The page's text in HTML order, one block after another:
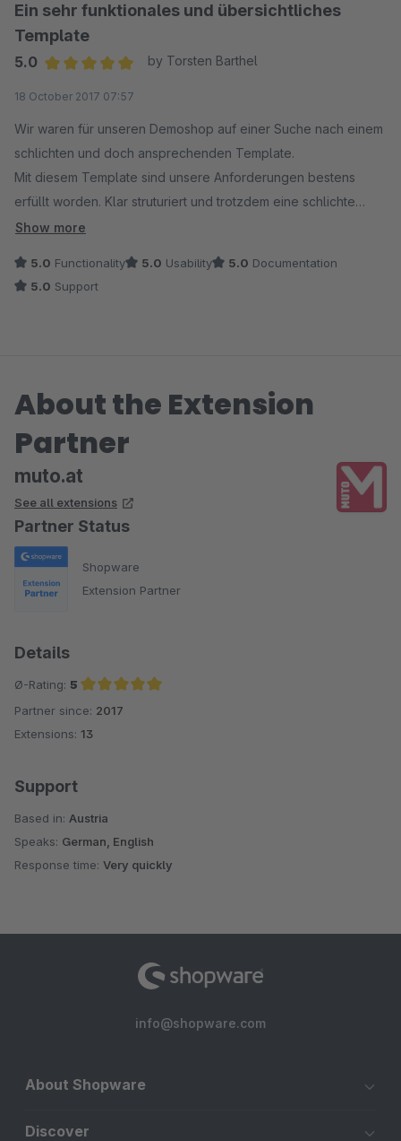
Ein sehr funktionales und übersichtliches
Template
5.0
by Torsten Barthel
18 October 2017 07:57
Wir waren für unseren Demoshop auf einer Suche nach einem
schlichten und doch ansprechenden Template.
Mit diesem Template sind unsere Anforderungen bestens
erfüllt worden. Klar struturiert und trotzdem eine schlichte
Eleganz. Alle Funktionalitäten des Onlineshops sind zu 100 %
Änderungswünsche werden nahezu umgehend umgesetzt und
eingearbeitet.
Show more
5.0 Functionality 5.0 Usability 5.0 Documentation
5.0 Support
About the Extension
Partner
muto.at
See all extensions
Partner Status
Shopware
Extension Partner
Details
Ø-Rating: 5
Average rating of 5 out of 5 stars
Partner since: 2017
Extensions: 13
Support
Based in: Austria
Speaks: German, English
Response time: Very quickly
info@shopware.com
About Shopware
Discover